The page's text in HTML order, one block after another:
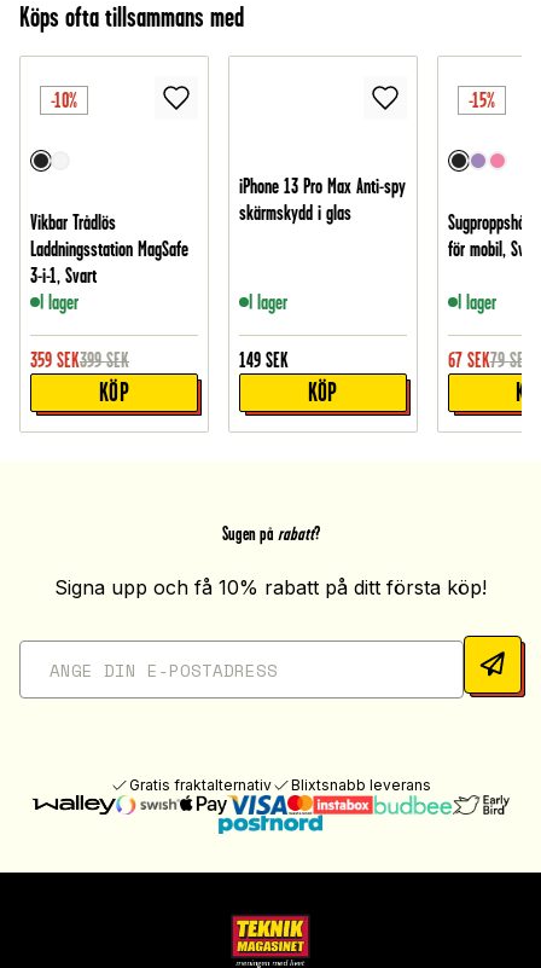
Köps ofta tillsammans med
-10%
Vikbar Trådlös
Laddningsstation MagSafe
3-i-1, Svart
I lager
359 SEK399 SEK
KÖP
iPhone 13 Pro Max Anti-spy
skärmskydd i glas
I lager
149 SEK
KÖP
-15%
för mobil, Svart
I lager
67 SEK79 SEK
Sugen på rabatt?
Signa upp och få 10% rabatt på ditt första köp!
Gratis fraktalternativ Blixtsnabb leverans